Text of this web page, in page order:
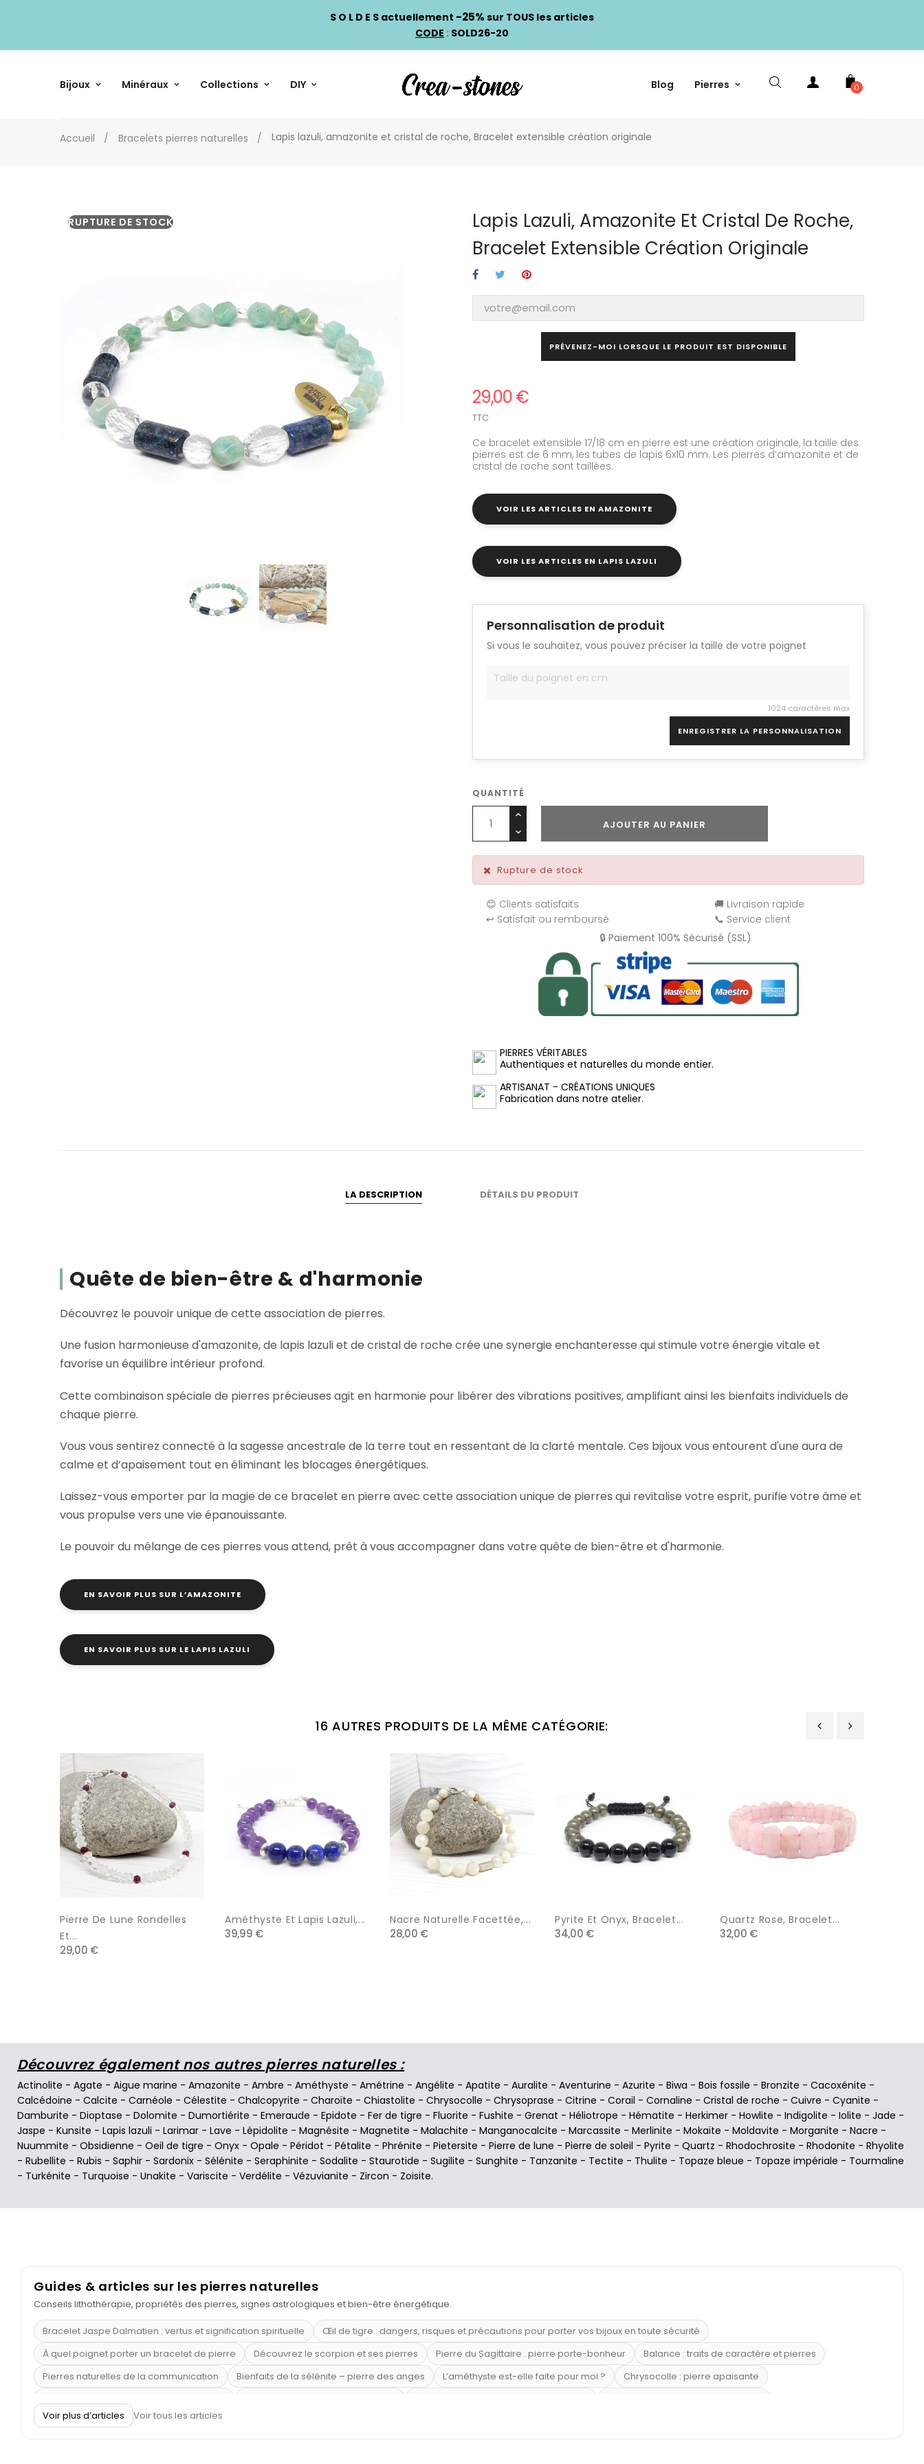
S O L D E S actuellement -25% sur TOUS les articles
CODE : SOLD26-20
Bijoux Minéraux Collections DIY Blog Pierres 0
Accueil Bracelets pierres naturelles Lapis lazuli, amazonite et cristal de roche, Bracelet extensible création originale
RUPTURE DE STOCK
Lapis Lazuli, Amazonite Et Cristal De Roche,
Bracelet Extensible Création Originale
PRÉVENEZ-MOI LORSQUE LE PRODUIT EST DISPONIBLE
29,00 €
TTC
Ce bracelet extensible 17/18 cm en pierre est une création originale, la taille des
pierres est de 6 mm, les tubes de lapis 6x10 mm. Les pierres d’amazonite et de
cristal de roche sont taillées.
VOIR LES ARTICLES EN AMAZONITE
VOIR LES ARTICLES EN LAPIS LAZULI
Personnalisation de produit
Si vous le souhaitez, vous pouvez préciser la taille de votre poignet
1024 caractères max
ENREGISTRER LA PERSONNALISATION
QUANTITÉ
AJOUTER AU PANIER
Rupture de stock
😊 Clients satisfaits
🚚 Livraison rapide
↩️ Satisfait ou remboursé
📞 Service client
🔒 Paiement 100% Sécurisé (SSL)
PIERRES VÉRITABLES
Authentiques et naturelles du monde entier.
ARTISANAT - CRÉATIONS UNIQUES
Fabrication dans notre atelier.
LA DESCRIPTION DÉTAILS DU PRODUIT
Quête de bien-être & d'harmonie
Découvrez le pouvoir unique de cette association de pierres.
Une fusion harmonieuse d'amazonite, de lapis lazuli et de cristal de roche crée une synergie enchanteresse qui stimule votre énergie vitale et
favorise un équilibre intérieur profond.
Cette combinaison spéciale de pierres précieuses agit en harmonie pour libérer des vibrations positives, amplifiant ainsi les bienfaits individuels de
chaque pierre.
Vous vous sentirez connecté à la sagesse ancestrale de la terre tout en ressentant de la clarté mentale. Ces bijoux vous entourent d'une aura de
calme et d’apaisement tout en éliminant les blocages énergétiques.
Laissez-vous emporter par la magie de ce bracelet en pierre avec cette association unique de pierres qui revitalise votre esprit, purifie votre âme et
vous propulse vers une vie épanouissante.
Le pouvoir du mélange de ces pierres vous attend, prêt à vous accompagner dans votre quête de bien-être et d'harmonie.
EN SAVOIR PLUS SUR L’AMAZONITE
EN SAVOIR PLUS SUR LE LAPIS LAZULI
16 AUTRES PRODUITS DE LA MÊME CATÉGORIE:
Pierre De Lune Rondelles
Et...
29,00 €
Améthyste Et Lapis Lazuli,...
39,99 €
Nacre Naturelle Facettée,...
28,00 €
Pyrite Et Onyx, Bracelet...
34,00 €
Quartz Rose, Bracelet...
32,00 €
Découvrez également nos autres pierres naturelles :
Actinolite - Agate - Aigue marine - Amazonite - Ambre - Améthyste - Amétrine - Angélite - Apatite - Auralite - Aventurine - Azurite - Biwa - Bois fossile - Bronzite - Cacoxénite -
Calcédoine - Calcite - Carnéole - Célestite - Chalcopyrite - Charoïte - Chiastolite - Chrysocolle - Chrysoprase - Citrine - Corail - Cornaline - Cristal de roche - Cuivre - Cyanite -
Damburite - Dioptase - Dolomite - Dumortiérite - Emeraude - Epidote - Fer de tigre - Fluorite - Fushite - Grenat - Héliotrope - Hématite - Herkimer - Howlite - Indigolite - Iolite - Jade -
Jaspe - Kunsite - Lapis lazuli - Larimar - Lave - Lépidolite - Magnésite - Magnetite - Malachite - Manganocalcite - Marcassite - Merlinite - Mokaïte - Moldavite - Morganite - Nacre -
Nuummite - Obsidienne - Oeil de tigre - Onyx - Opale - Péridot - Pétalite - Phrénite - Pietersite - Pierre de lune - Pierre de soleil - Pyrite - Quartz - Rhodochrosite - Rhodonite - Rhyolite
- Rubellite - Rubis - Saphir - Sardonix - Sélénite - Seraphinite - Sodalite - Staurotide - Sugilite - Sunghite - Tanzanite - Tectite - Thulite - Topaze bleue - Topaze impériale - Tourmaline
- Turkénite - Turquoise - Unakite - Variscite - Verdélite - Vézuvianite - Zircon - Zoisite.
Guides & articles sur les pierres naturelles
Conseils lithothérapie, propriétés des pierres, signes astrologiques et bien-être énergétique.
Bracelet Jaspe Dalmatien : vertus et signification spirituelle
Œil de tigre : dangers, risques et précautions pour porter vos bijoux en toute sécurité
À quel poignet porter un bracelet de pierre
Découvrez le scorpion et ses pierres Pierre du Sagittaire : pierre porte-bonheur
Balance : traits de caractère et pierres
Pierres naturelles de la communication
Bienfaits de la sélénite – pierre des anges L’améthyste est-elle faite pour moi ?
Chrysocolle : pierre apaisante
Pierre de lave : propriétés et bienfaits
Voir plus d’articles Voir tous les articles